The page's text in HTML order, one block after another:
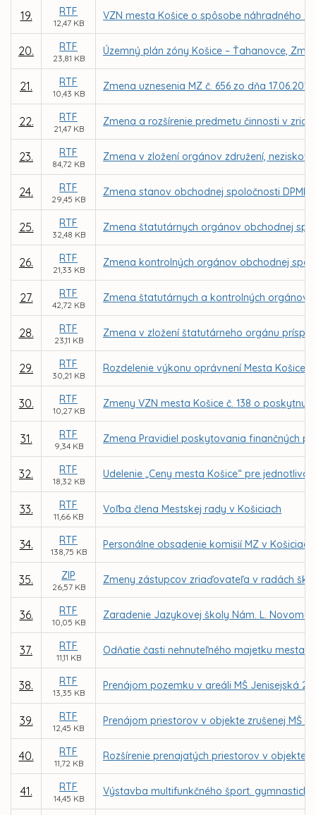
19. RTF
12,47 KB
VZN mesta Košice o spôsobe náhradného
20. RTF
23,81 KB
Územný plán zóny Košice – Ťahanovce,
21. RTF
10,43 KB
Zmena uznesenia MZ č. 656 zo dňa
22. RTF
21,47 KB
Zmena a rozšírenie predmetu činnosti v
23. RTF
84,72 KB
Zmena v zložení orgánov združení,
24. RTF
29,45 KB
Zmena stanov obchodnej spoločnosti
25. RTF
32,48 KB
Zmena štatutárnych orgánov obchodnej
26. RTF
21,33 KB
Zmena kontrolných orgánov obchodnej
27. RTF
42,72 KB
Zmena štatutárnych a kontrolných orgánov
28. RTF
23,11 KB
Zmena v zložení štatutárneho orgánu
29. RTF
30,21 KB
Rozdelenie výkonu oprávnení Mesta
30. RTF
10,27 KB
Zmeny VZN mesta Košice č. 138 o
31. RTF
9,34 KB
Zmena Pravidiel poskytovania finančných
32. RTF
18,32 KB
Udelenie „Ceny mesta Košice“ pre
33. RTF
11,66 KB
Voľba člena Mestskej rady v Košiciach
34. RTF
138,75 KB
Personálne obsadenie komisií MZ v Košiciach
35. ZIP
26,57 KB
Zmeny zástupcov zriaďovateľa v radách
36. RTF
10,05 KB
Zaradenie Jazykovej školy Nám. L.
37. RTF
11,11 KB
Odňatie časti nehnuteľného majetku mesta –
38. RTF
13,35 KB
Prenájom pozemku v areáli MŠ Jenisejská
39. RTF
12,45 KB
Prenájom priestorov v objekte zrušenej MŠ
40. RTF
11,72 KB
Rozšírenie prenajatých priestorov v objekte
41. RTF
14,45 KB
Výstavba multifunkčného šport.